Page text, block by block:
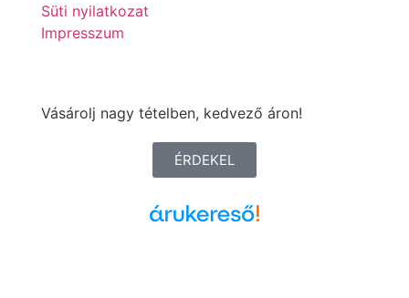
Süti nyilatkozat
Impresszum
Vásárolj nagy tételben, kedvező áron!
ÉRDEKEL